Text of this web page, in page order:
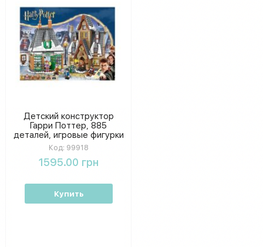
Детский конструктор
Гарри Поттер, 885
деталей, игровые фигурки
героев в комплекте, в
коробке
Код: 99918
1595.00 грн
Купить